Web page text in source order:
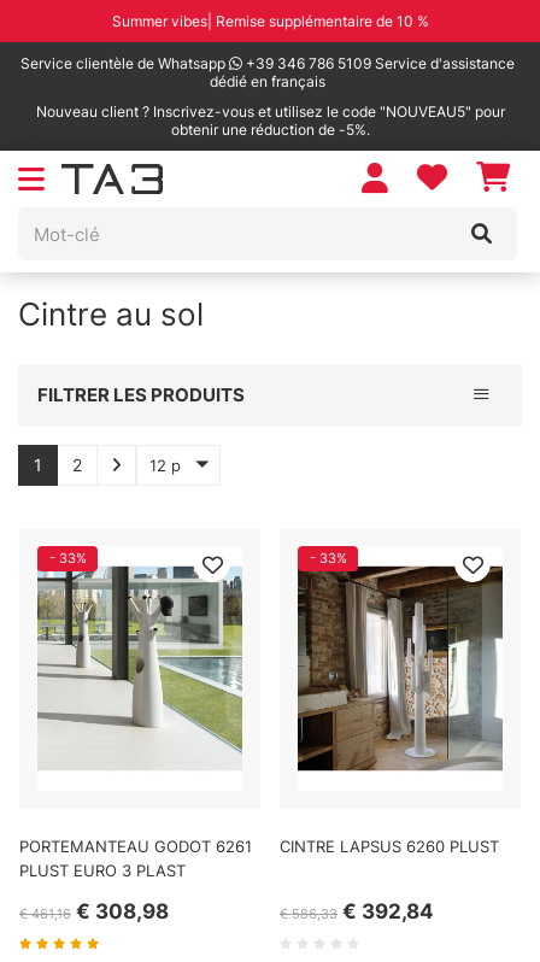
Summer vibes| Remise supplémentaire de 10 %
Service clientèle de Whatsapp
+39 346 786 5109 Service d'assistance
dédié en français
Nouveau client ? Inscrivez-vous et utilisez le code "NOUVEAU5" pour
obtenir une réduction de -5%.
Cintre au sol
Toggle
FILTRER LES PRODUITS
1 2 12 p
- 33%
PORTEMANTEAU GODOT 6261
PLUST EURO 3 PLAST
€ 461,16 € 308,98
- 33%
CINTRE LAPSUS 6260 PLUST
€ 586,33 € 392,84